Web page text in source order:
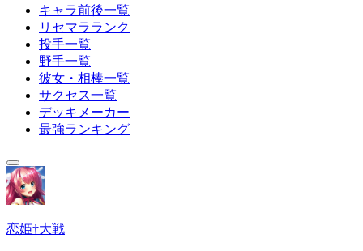
キャラ前後一覧
リセマラランク
投手一覧
野手一覧
彼女・相棒一覧
サクセス一覧
デッキメーカー
最強ランキング
恋姫†大戦